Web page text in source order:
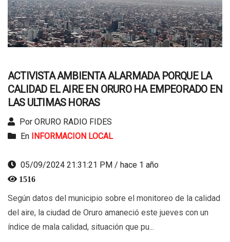
ACTIVISTA AMBIENTA ALARMADA PORQUE LA
CALIDAD EL AIRE EN ORURO HA EMPEORADO EN
LAS ULTIMAS HORAS
Por ORURO RADIO FIDES
En INFORMACION LOCAL
05/09/2024 21:31:21 PM / hace 1 año
1516
Según datos del municipio sobre el monitoreo de la calidad
del aire, la ciudad de Oruro amaneció este jueves con un
índice de mala calidad, situación que pu...